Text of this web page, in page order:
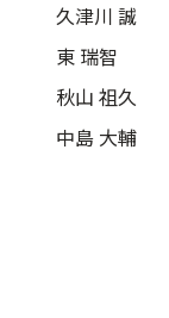
久津川 誠
東 瑞智
秋山 祖久
中島 大輔